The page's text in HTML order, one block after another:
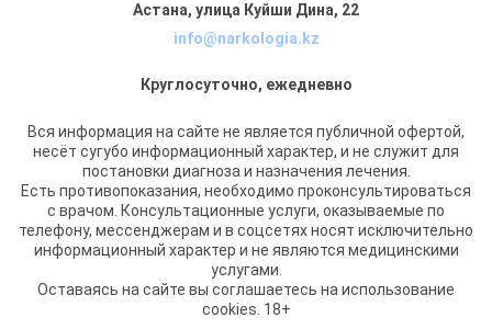
Астана, улица Куйши Дина, 22
info@narkologia.kz
Круглосуточно, ежедневно
Вся информация на сайте не является публичной офертой,
несёт сугубо информационный характер, и не служит для
постановки диагноза и назначения лечения.
Есть противопоказания, необходимо проконсультироваться
с врачом. Консультационные услуги, оказываемые по
телефону, мессенджерам и в соцсетях носят исключительно
информационный характер и не являются медицинскими
услугами.
Оставаясь на сайте вы соглашаетесь на использование
cookies. 18+